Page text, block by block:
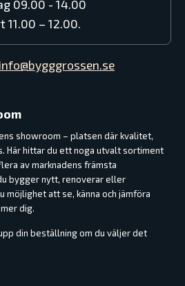
09.00 - 14.00
– 12.00.
info@bygggrossen.se
showroom – platsen där kvalitet,
Här hittar du ett noga utvalt sortiment
av marknadens främsta
bygger nytt, renoverar eller
möjlighet att se, känna och jämföra
dig.
din beställning om du väljer det